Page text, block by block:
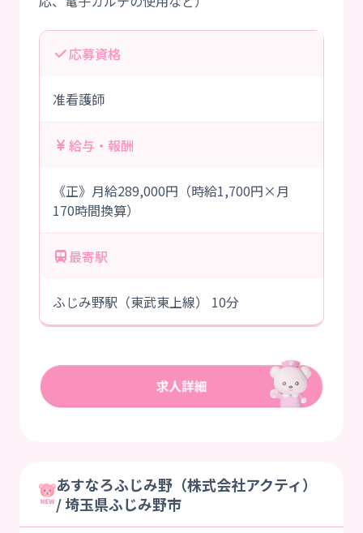
応募資格
准看護師
給与・報酬
《正》月給289,000円（時給1,700円×月
170時間換算）
最寄駅
ふじみ野駅（東武東上線） 10分
あすなろふじみ野（株式会社アクティ）
/ 埼玉県ふじみ野市